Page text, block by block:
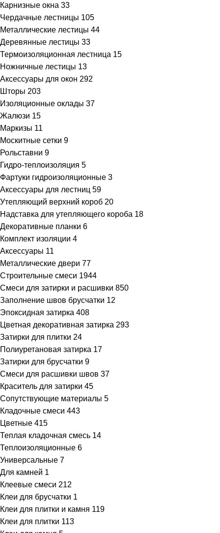
Карнизные окна 33
Чердачные лестницы 105
Металлические лестицы 44
Деревянные лестицы 33
Термоизоляционная лестница 15
Ножничные лестицы 13
Аксессуары для окон 292
Шторы 203
Изоляционные оклады 37
Жалюзи 15
Маркизы 11
Москитные сетки 9
Рольставни 9
Гидро-теплоизоляция 5
Фартуки гидроизоляционные 3
Аксессуары для лестниц 59
Утепляющий верхний короб 20
Надставка для утепляющего короба 18
Декоративные планки 6
Комплект изоляции 4
Аксессуары 11
Металлические двери 77
Строительные смеси 1944
Смеси для затирки и расшивки 850
Заполнение швов брусчатки 12
Эпоксидная затирка 408
Цветная декоративная затирка 293
Затирки для плитки 24
Полиуретановая затирка 17
Затирки для брусчатки 9
Смеси для расшивки швов 37
Краситель для затирки 45
Сопутствующие материалы 5
Кладочные смеси 443
Цветные 415
Теплая кладочная смесь 14
Теплоизоляционные 6
Универсальные 7
Для камней 1
Клеевые смеси 212
Клеи для брусчатки 1
Клеи для плитки и камня 119
Клеи для плитки 113